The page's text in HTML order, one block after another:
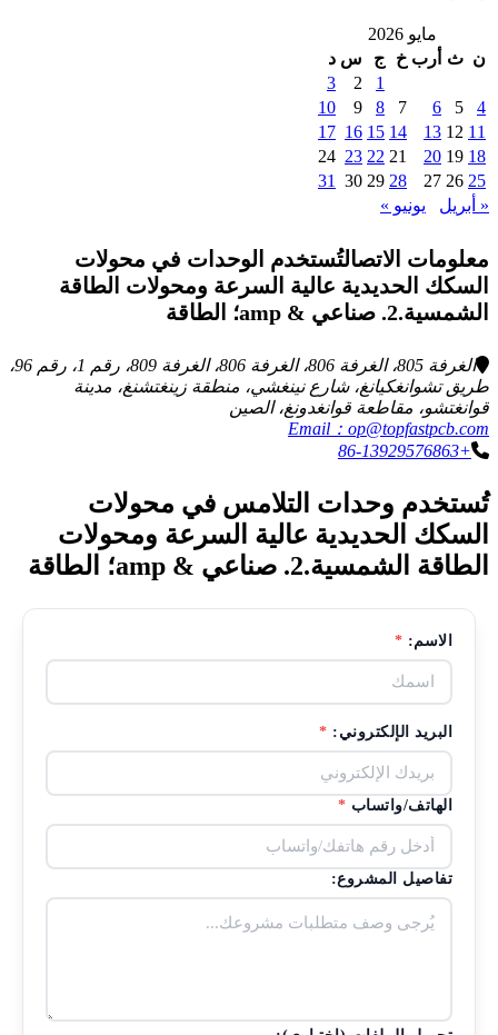
مايو 2026
ن ث أرب خ ج س د
1
2
3
4
5
6
7
8
9
10
11
12
13
14
15
16
17
18
19
20
21
22
23
24
25
26
27
28
29
30
31
« أبريل
يونيو »
معلومات الاتصالتُستخدم الوحدات في محولات
السكك الحديدية عالية السرعة ومحولات الطاقة
الشمسية.2. صناعي & amp؛ الطاقة
الغرفة 805، الغرفة 806، الغرفة 806، الغرفة 809، رقم 1، رقم 96،
طريق تشوانغكيانغ، شارع نينغشي، منطقة زينغتشنغ، مدينة
قوانغتشو، مقاطعة قوانغدونغ، الصين
Email：op@topfastpcb.com
+86-13929576863
تُستخدم وحدات التلامس في محولات
السكك الحديدية عالية السرعة ومحولات
الطاقة الشمسية.2. صناعي & amp؛ الطاقة
الاسم: *
البريد الإلكتروني: *
الهاتف/واتساب *
تفاصيل المشروع: